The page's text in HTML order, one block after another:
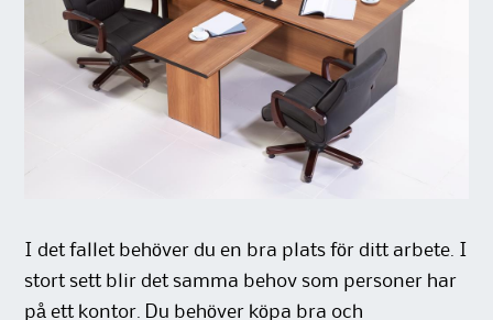
I det fallet behöver du en bra plats för ditt arbete. I
stort sett blir det samma behov som personer har
på ett kontor. Du behöver köpa bra och